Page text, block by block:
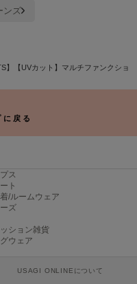
ンズ
】【UVカット】マルチファンクショ
戻る
ス
ト
/ルームウェア
ズ
ション雑貨
ウェア
USAGI ONLINEについて